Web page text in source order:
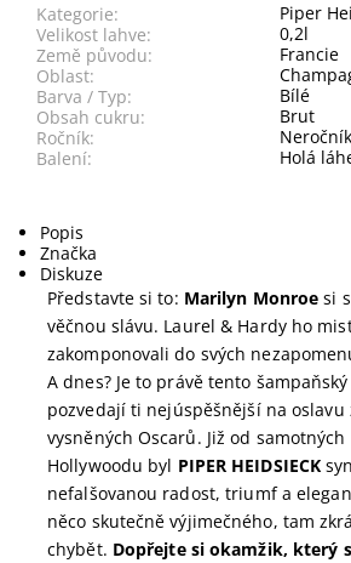
Kategorie:
Piper
Velikost lahve:
0,2l
Země původu:
Francie
Oblast:
Barva / Typ:
Bílé
Obsah cukru:
Brut
Ročník:
Balení:
Holá
Popis
Značka
Diskuze
Představte si to: Marilyn Monroe si
věčnou slávu. Laurel & Hardy ho
zakomponovali do svých
A dnes? Je to právě tento
pozvedají ti nejúspěšnější na oslavu
vysněných Oscarů. Již od samotných
Hollywoodu byl PIPER HEIDSIECK
nefalšovanou radost, triumf a
něco skutečně výjimečného, tam
chybět. Dopřejte si okamžik, který